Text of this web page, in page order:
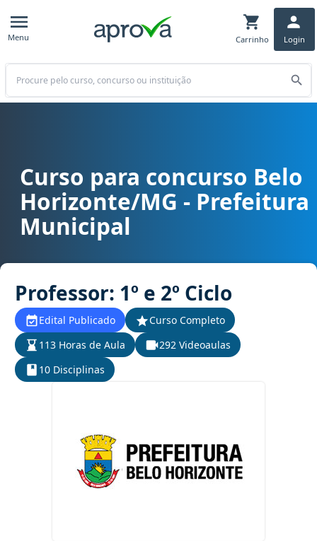
Menu Carrinho Login
Buscar
Curso para concurso Belo Horizonte/MG - Prefeitura Municipal
Curso para concurso Belo
Horizonte/MG - Prefeitura
Municipal
Professor: 1º e 2º Ciclo
Edital Publicado
Curso Completo
113 Horas de Aula
292 Videoaulas
10 Disciplinas